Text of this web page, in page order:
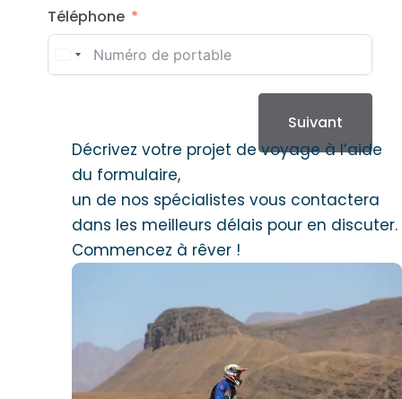
Téléphone
Suivant
Décrivez votre projet de voyage à l’aide
du formulaire,
un de nos spécialistes vous contactera
dans les meilleurs délais pour en discuter.
Commencez à rêver !